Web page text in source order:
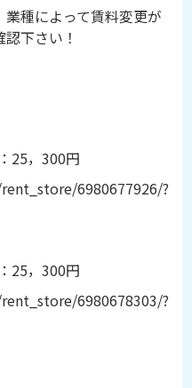
種によって賃料変更が
下さい！
25，300円
6980677926/?
25，300円
6980678303/?